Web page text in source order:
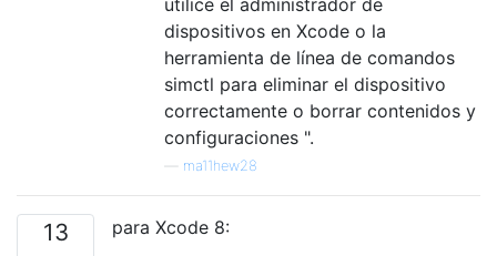
dispositivos en Xcode o la
herramienta de línea de comandos
simctl para eliminar el dispositivo
correctamente o borrar contenidos y
configuraciones ".
ma11hew28
13
para Xcode 8: